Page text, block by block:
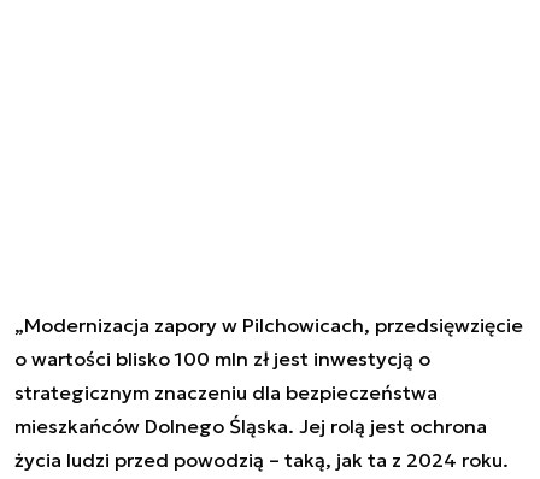
„Modernizacja zapory w Pilchowicach, przedsięwzięcie
o wartości blisko 100 mln zł jest inwestycją o
strategicznym znaczeniu dla bezpieczeństwa
mieszkańców Dolnego Śląska. Jej rolą jest ochrona
życia ludzi przed powodzią – taką, jak ta z 2024 roku.